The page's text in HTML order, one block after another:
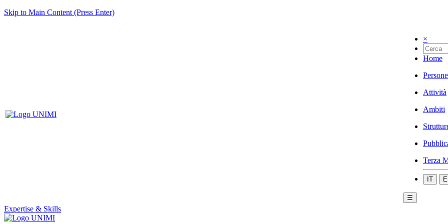
Skip to Main Content (Press Enter)
×
Home
Persone
Attività
Ambiti
Terza
IT
☰
Expertise & Skills